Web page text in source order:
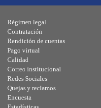
Régimen legal
Contratación
Rendición de cuentas
Pago virtual
Calidad
Correo institucional
Redes Sociales
Quejas y reclamos
Encuesta